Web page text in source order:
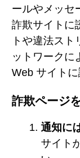
ールやメッセ
詐欺サイトに
トや違法ス
ットワークに
Web サイトに
詐欺ページ
通知に
サイト